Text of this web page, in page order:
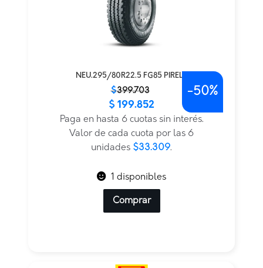
NEU.295/80R22.5 FG85 PIRELLI
$399.703
original
$399.703.
actual
$ 199.852
Paga en hasta 6 cuotas sin interés.
Valor de cada cuota por las 6
unidades $33.309.
-50%
1 disponibles
Comprar